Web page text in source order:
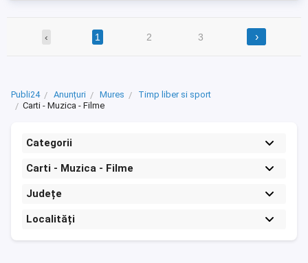
‹ 1 2 3 ›
Publi24 Anunțuri Mures
Timp liber si sport
Carti - Muzica - Filme
Categorii
Carti - Muzica - Filme
Județe
Localități